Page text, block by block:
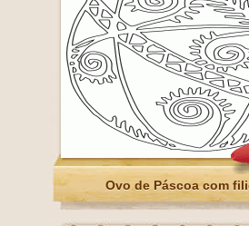
Ovo de Páscoa com